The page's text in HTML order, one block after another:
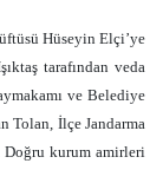
Hüseyin Elçi’ye
tarafından veda
ve Belediye
Tolan, İlçe Jandarma
Doğru kurum amirleri